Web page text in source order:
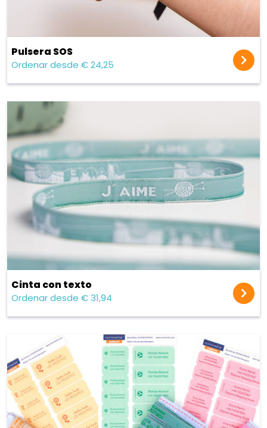
Pulsera SOS
Ordenar desde € 24,25
Cinta con texto
Ordenar desde € 31,94